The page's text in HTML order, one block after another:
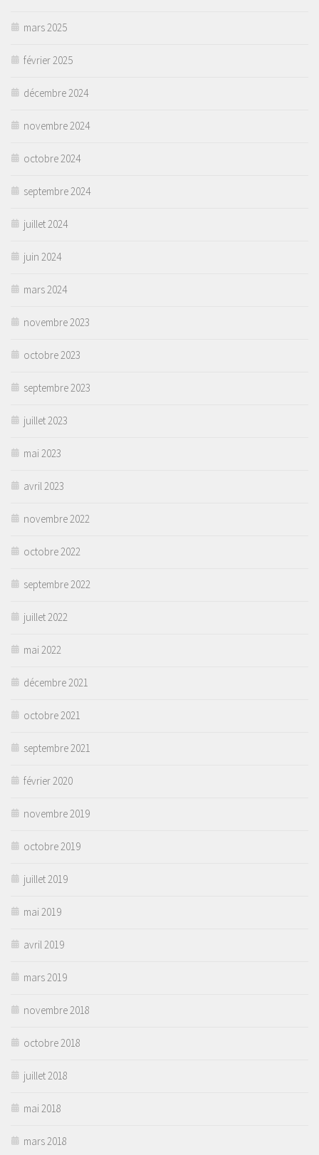
mars 2025
février 2025
décembre 2024
novembre 2024
octobre 2024
septembre 2024
juillet 2024
juin 2024
mars 2024
novembre 2023
octobre 2023
septembre 2023
juillet 2023
mai 2023
avril 2023
novembre 2022
octobre 2022
septembre 2022
juillet 2022
mai 2022
décembre 2021
octobre 2021
septembre 2021
février 2020
novembre 2019
octobre 2019
juillet 2019
mai 2019
avril 2019
mars 2019
novembre 2018
octobre 2018
juillet 2018
mai 2018
mars 2018